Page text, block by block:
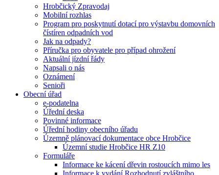
Hrobčický Zpravodaj
Mobilní rozhlas
Program pro poskytnutí dotací pro výstavbu domovních
čístíren odpadních vod
Jak na odpady?
Příručka pro obyvatele pro případ ohrožení
Aktuální jízdní řády
Napsali o nás
Oznámení
Senioři
Obecní úřad
e-podatelna
Úřední deska
Povinné informace
Úřední hodiny obecního úřadu
Územně plánovací dokumentace obce Hrobčice
Územní studie Hrobčice HR Z10
Formuláře
Informace ke kácení dřevin rostoucích mimo les
Informace k vydání Rozhodnutí zvláštního